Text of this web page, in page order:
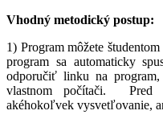
Vhodný metodický postup:
1) Program môžete
program sa automaticky
odporučiť linku na
vlastnom počítači. Pred
akéhokoľvek vysvetľovanie,